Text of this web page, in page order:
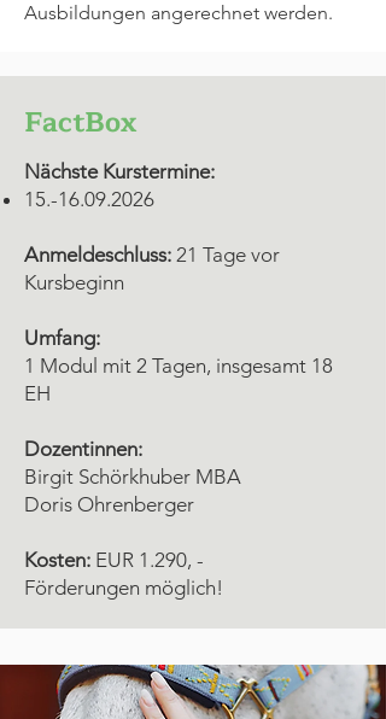
Ausbildungen angerechnet werden.
FactBox
Nächste Kurstermine:
15.-16.09.2026
Anmeldeschluss: 21 Tage vor
Kursbeginn
Umfang:
1 Modul mit 2 Tagen, insgesamt 18
EH
Dozentinnen:
Birgit Schörkhuber MBA
Doris Ohrenberger
Kosten: EUR 1.290, -
Förderungen möglich!